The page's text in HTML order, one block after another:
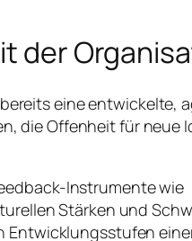
der
eine entwickelte,
die Offenheit für neue
Instrumente wie
Stärken und
Entwicklungsstufen